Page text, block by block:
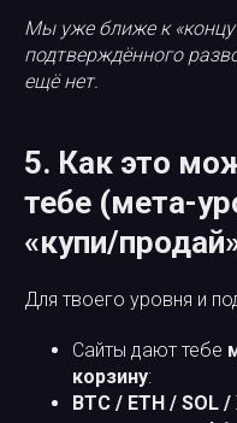
Мы уже ближе к «концу
подтверждённого
ещё нет.
5. Как это
тебе (мета-
«купи/
Для твоего уровня и
Сайты дают тебе
корзину:
BTC / ETH / SOL /